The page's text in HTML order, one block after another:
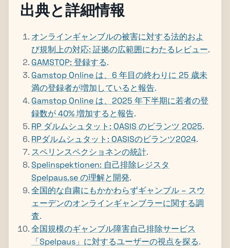
出典と詳細情報
オンラインギャンブルの被害に対する法的およ
び規制上の対応: 証拠の広範囲にわたるレビュー.
GAMSTOP: 登録する.
Gamstop Online は、6 年目の終わりに 25 歳未
満の登録者が増加していると報告.
Gamstop Online は、2025 年下半期に若者の登
録数が 40% 増加すると報告.
RP ダルムシュタット: OASIS のビランツ 2025.
RPダルムシュタット: OASISのビランツ2024.
スペリンスペクショネンの統計.
Spelinspektionen: 自己排除レジスタ
Spelpaus.se の理解と開発.
全国的な自粛にもかかわらずギャンブル – スウ
ェーデンのオンラインギャンブラーに関する調
査.
全国規模のギャンブル障害自己排除サービス
「Spelpaus」に対するユーザーの視点を探る.